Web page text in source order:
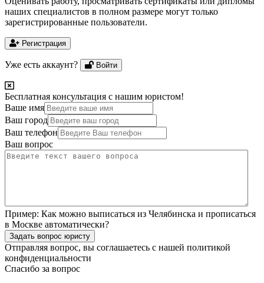
наших специалистов в полном размере могут только
зарегистрированные пользователи.
Регистрация
Уже есть аккаунт? Войти
Бесплатная консультация с нашим юристом!
Ваше имя
Ваш город
Ваш телефон
Ваш вопрос
Пример: Как можно выписаться из Челябинска и прописаться
в Москве автоматически?
Задать вопрос юристу
Отправляя вопрос, вы соглашаетесь с нашей политикой
конфиденциальности
Спасибо за вопрос